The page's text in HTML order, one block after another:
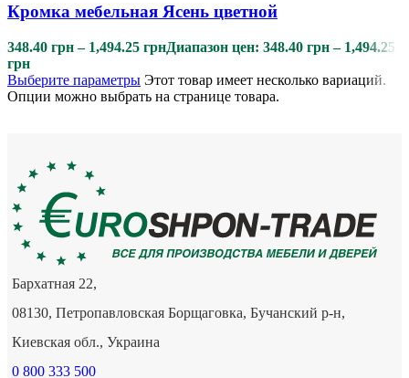
Кромка мебельная Ясень цветной
348.40 грн – 1,494.25 грнДиапазон цен: 348.40 грн – 1,494.25
грн
Выберите параметры Этот товар имеет несколько вариаций.
Опции можно выбрать на странице товара.
Бархатная 22,
08130, Петропавловская Борщаговка, Бучанский р-н,
Киевская обл., Украина
0 800 333 500